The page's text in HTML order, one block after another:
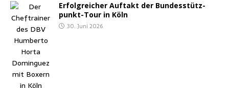
Erfolg­rei­cher Auf­takt der Bun­des­stütz­
punkt-Tour in Köln
30. Juni 2026